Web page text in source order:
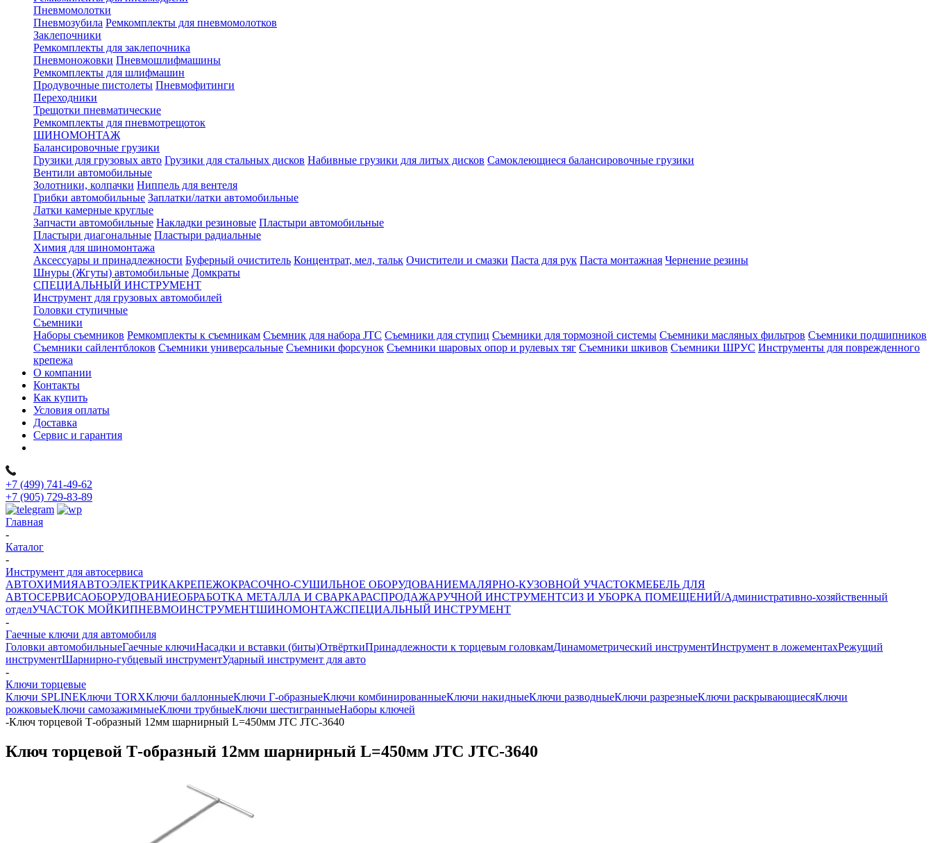
Пневмомолотки
Пневмозубила Ремкомплекты для пневмомолотков
Заклепочники
Ремкомплекты для заклепочника
Пневмоножовки Пневмошлифмашины
Ремкомплекты для шлифмашин
Продувочные пистолеты Пневмофитинги
Переходники
Трещотки пневматические
Ремкомплекты для пневмотрещоток
ШИНОМОНТАЖ
Балансировочные грузики
Грузики для грузовых авто Грузики для стальных дисков Набивные грузики для литых дисков Самоклеющиеся балансировочные грузики
Вентили автомобильные
Золотники, колпачки Ниппель для вентеля
Грибки автомобильные Заплатки/латки автомобильные
Латки камерные круглые
Запчасти автомобильные Накладки резиновые Пластыри автомобильные
Пластыри диагональные Пластыри радиальные
Химия для шиномонтажа
Аксессуары и принадлежности Буферный очиститель Концентрат, мел, тальк Очистители и смазки Паста для рук Паста монтажная Чернение резины
Шнуры (Жгуты) автомобильные Домкраты
СПЕЦИАЛЬНЫЙ ИНСТРУМЕНТ
Инструмент для грузовых автомобилей
Головки ступичные
Съемники
Наборы съемников Ремкомплекты к съемникам Съемник для набора JTC Съемники для ступиц Съемники для тормозной системы Съемники масляных фильтров Съемники подшипников
Съемники сайлентблоков Съемники универсальные Съемники форсунок Съемники шаровых опор и рулевых тяг Съемники шкивов Съемники ШРУС Инструменты для поврежденного
крепежа
О компании
Контакты
Как купить
Условия оплаты
Доставка
Сервис и гарантия
+7 (499) 741-49-62
+7 (905) 729-83-89
Главная
-
Каталог
-
Инструмент для автосервиса
АВТОХИМИЯАВТОЭЛЕКТРИКАКРЕПЕЖОКРАСОЧНО-СУШИЛЬНОЕ ОБОРУДОВАНИЕМАЛЯРНО-КУЗОВНОЙ УЧАСТОКМЕБЕЛЬ ДЛЯ
АВТОСЕРВИСАОБОРУДОВАНИЕОБРАБОТКА МЕТАЛЛА И СВАРКАРАСПРОДАЖАРУЧНОЙ ИНСТРУМЕНТСИЗ И УБОРКА ПОМЕЩЕНИЙ/Административно-хозяйственный
отделУЧАСТОК МОЙКИПНЕВМОИНСТРУМЕНТШИНОМОНТАЖСПЕЦИАЛЬНЫЙ ИНСТРУМЕНТ
-
Гаечные ключи для автомобиля
Головки автомобильныеГаечные ключиНасадки и вставки (биты)ОтвёрткиПринадлежности к торцевым головкамДинамометрический инструментИнструмент в ложементахРежущий
инструментШарнирно-губцевый инструментУдарный инструмент для авто
-
Ключи торцевые
Ключи SPLINEКлючи TORXКлючи баллонныеКлючи Г-образныеКлючи комбинированныеКлючи накидныеКлючи разводныеКлючи разрезныеКлючи раскрывающиесяКлючи
рожковыеКлючи самозажимныеКлючи трубныеКлючи шестигранныеНаборы ключей
-Ключ торцевой Т-образный 12мм шарнирный L=450мм JTC JTC-3640
Ключ торцевой Т-образный 12мм шарнирный L=450мм JTC JTC-3640